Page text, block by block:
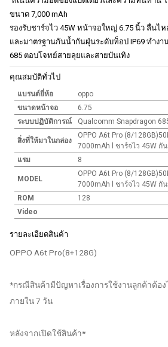
ขนาด 7,000 mAh
รองรับชาร์จไว 45W หน้าจอใหญ่ 6.75 นิ้ว ลื่นไห
และมาตรฐานกันน้ำกันฝุ่นระดับท็อป IP69 ทำงา
685 ตอบโจทย์สายลุยและสายบันเทิง
คุณสมบัติทั่วไป
แบรนด์ยี่ห้อ
oppo
ขนาดหน้าจอ
6.75
ระบบปฏิบัติการณ์
Qualcomm Snapdragon
สิ่งที่ให้มาในกล่อง
OPPO A6t Pro (8/
7000mAh l ชาร์จไว 45W กั
แรม
8
MODEL
OPPO A6t Pro (8/
7000mAh l ชาร์จไว 45W กั
ROM
128
Video
รายละเอียดสินค้า
OPPO A6t Pro(8+128G)
*กรณีสินค้ามีปัญหาเรื่องการใช้งานลูกค้าต้อ
ภายใน 7 วัน
หลังจากเปิดใช้สินค้า*